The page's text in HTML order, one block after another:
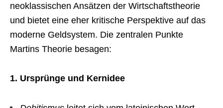
neoklassischen Ansätzen der Wirtschaftstheorie
und bietet eine eher kritische Perspektive auf das
moderne Geldsystem. Die zentralen Punkte
Martins Theorie besagen:
1. Ursprünge und Kernidee